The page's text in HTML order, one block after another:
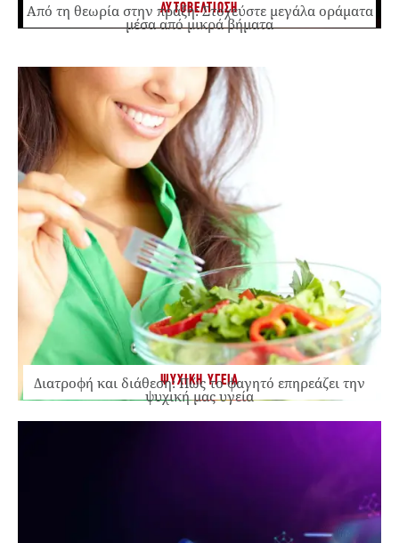
ΑΥΤΟΒΕΛΤΙΩΣΗ
Από τη θεωρία στην πράξη: Στοχεύστε μεγάλα οράματα
μέσα από μικρά βήματα
ΨΥΧΙΚΗ ΥΓΕΙΑ
Διατροφή και διάθεση: Πώς το φαγητό επηρεάζει την
ψυχική μας υγεία